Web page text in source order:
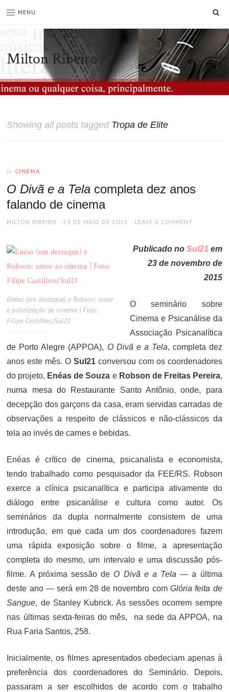
MENU
Milton Ribeiro
Showing all posts tagged Tropa de Elite
In CINEMA
O Divã e a Tela completa dez anos
falando de cinema
AUTHOR
MILTON RIBEIRO
POSTED
29 DE MAIO DE 2015 LEAVE A COMMENT
Enéas (em destaque) e Robson: amor
e polinização de cinema | Foto:
Filipe Castilhos/Sul21
Publicado no Sul21 em
23 de novembro de
2015
O seminário sobre
Cinema e Psicanálise da
Associação Psicanalítica
de Porto Alegre (APPOA), O Divã e a Tela, completa dez
anos este mês. O Sul21 conversou com os coordenadores
do projeto, Enéas de Souza e Robson de Freitas Pereira,
numa mesa do Restaurante Santo Antônio, onde, para
decepção dos garçons da casa, eram servidas carradas de
observações a respeito de clássicos e não-clássicos da
tela ao invés de carnes e bebidas.
Enéas é crítico de cinema, psicanalista e economista,
tendo trabalhado como pesquisador da FEE/RS. Robson
exerce a clínica psicanalítica e participa ativamente do
diálogo entre psicanálise e cultura como autor. Os
seminários da dupla normalmente consistem de uma
introdução, em que cada um dos coordenadores fazem
uma rápida exposição sobre o filme, a apresentação
completa do mesmo, um intervalo e uma discussão pós-
filme. A próxima sessão de O Divã e a Tela — a última
deste ano — será em 28 de novembro com Glória feita de
Sangue, de Stanley Kubrick. As sessões ocorrem sempre
nas últimas sexta-feiras do mês, na sede da APPOA, na
Rua Faria Santos, 258.
Inicialmente, os filmes apresentados obedeciam apenas à
preferência dos coordenadores do Seminário. Depois,
passaram a ser escolhidos de acordo com o trabalho